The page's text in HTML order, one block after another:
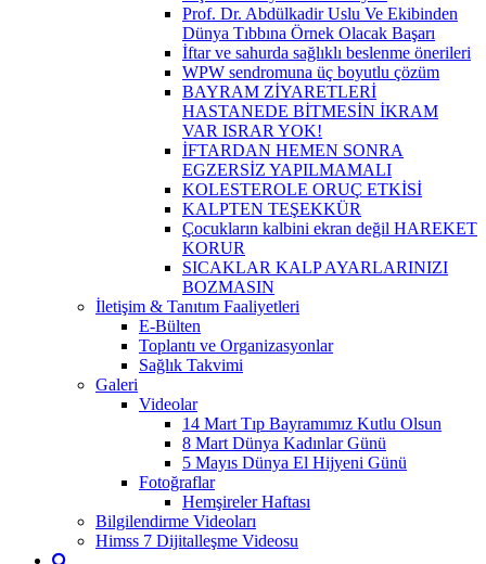
Prof. Dr. Abdülkadir Uslu Ve Ekibinden
Dünya Tıbbına Örnek Olacak Başarı
İftar ve sahurda sağlıklı beslenme önerileri
WPW sendromuna üç boyutlu çözüm
BAYRAM ZİYARETLERİ
HASTANEDE BİTMESİN İKRAM
VAR ISRAR YOK!
İFTARDAN HEMEN SONRA
EGZERSİZ YAPILMAMALI
KOLESTEROLE ORUÇ ETKİSİ
KALPTEN TEŞEKKÜR
Çocukların kalbini ekran değil HAREKET
KORUR
SICAKLAR KALP AYARLARINIZI
BOZMASIN
İletişim & Tanıtım Faaliyetleri
E-Bülten
Toplantı ve Organizasyonlar
Sağlık Takvimi
Galeri
Videolar
14 Mart Tıp Bayramımız Kutlu Olsun
8 Mart Dünya Kadınlar Günü
5 Mayıs Dünya El Hijyeni Günü
Fotoğraflar
Hemşireler Haftası
Bilgilendirme Videoları
Himss 7 Dijitalleşme Videosu